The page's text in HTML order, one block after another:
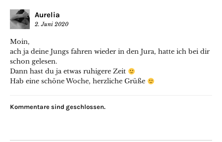
Aurelia
2. Juni 2020
Moin,
ach ja deine Jungs fahren wieder in den Jura, hatte ich bei dir
schon gelesen.
Dann hast du ja etwas ruhigere Zeit
Hab eine schöne Woche, herzliche Grüße
Kommentare sind geschlossen.